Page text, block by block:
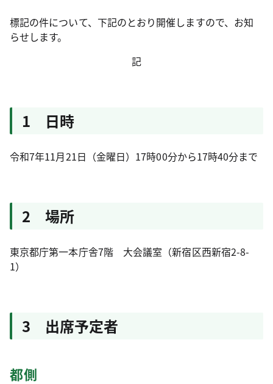
標記の件について、下記のとおり開催しますので、お知
らせします。
記
1 日時
令和7年11月21日（金曜日）17時00分から17時40分まで
2 場所
東京都庁第一本庁舎7階 大会議室（新宿区西新宿2-8-
1）
3 出席予定者
都側